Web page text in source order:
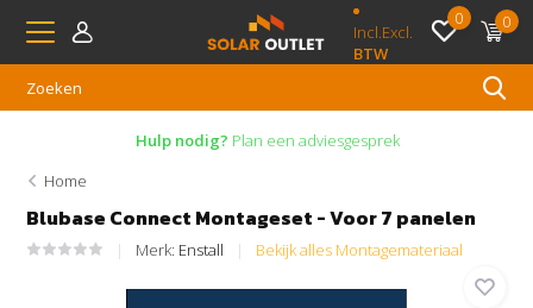
Incl.Excl.
BTW
0 0
Hulp nodig? Plan een adviesgesprek
Home
Blubase Connect Montageset - Voor 7 panelen
Merk: Enstall Bekijk alles Montagemateriaal